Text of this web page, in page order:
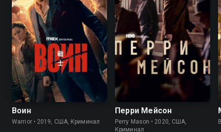
8.2 8.4
Воин
Warrior • 2019, США, Криминал
Перри Мейсон
Perry Mason • 2020, США,
Криминал